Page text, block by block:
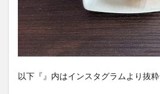
以下『』内はインスタグラムより抜粋